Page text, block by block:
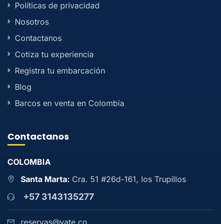
Políticas de privacidad
Nosotros
Contactanos
Cotiza tu experiencia
Registra tu embarcación
Blog
Barcos en venta en Colombia
Contactanos
COLOMBIA
Santa Marta: Cra. 51 #26d-161, los Trupillos
+57 3143135277